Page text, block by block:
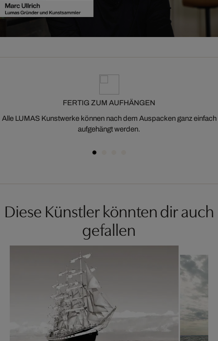
FERTIG ZUM AUFHÄNGEN
Alle LUMAS Kunstwerke können nach dem Auspacken ganz einfach
aufgehängt werden.
Diese Künstler könnten dir auch
gefallen